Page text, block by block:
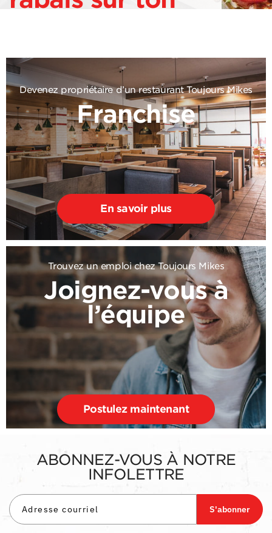
Devenez propriétaire d’un restaurant Toujours Mikes
Franchise
En savoir plus
Trouvez un emploi chez Toujours Mikes
Joignez-vous à
l’équipe
Postulez maintenant
ABONNEZ-VOUS À NOTRE
INFOLETTRE
S'abonner